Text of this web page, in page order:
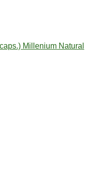
Millenium Natural